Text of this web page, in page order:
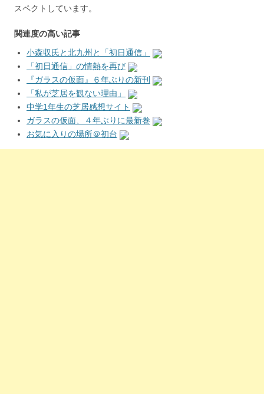
スペクトしています。
関連度の高い記事
小森収氏と北九州と「初日通信」
「初日通信」の情熱を再び
『ガラスの仮面』６年ぶりの新刊
「私が芝居を観ない理由」
中学1年生の芝居感想サイト
ガラスの仮面、４年ぶりに最新巻
お気に入りの場所＠初台